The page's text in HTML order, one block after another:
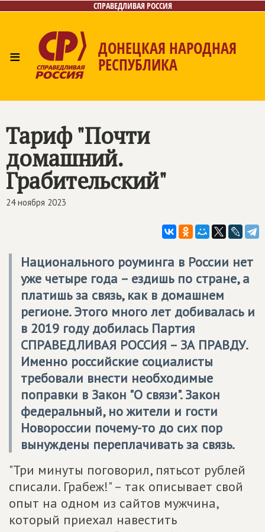
СПРАВЕДЛИВАЯ РОССИЯ
≡ ДОНЕЦКАЯ НАРОДНАЯ
РЕСПУБЛИКА
Тариф "Почти
домашний.
Грабительский"
24 ноября 2023
Национального роуминга в России нет
уже четыре года – ездишь по стране, а
платишь за связь, как в домашнем
регионе. Этого много лет добивалась и
в 2019 году добилась Партия
СПРАВЕДЛИВАЯ РОССИЯ – ЗА ПРАВДУ.
Именно российские социалисты
требовали внести необходимые
поправки в Закон "О связи". Закон
федеральный, но жители и гости
Новороссии почему-то до сих пор
вынуждены переплачивать за связь.
"Три минуты поговорил, пятьсот рублей
списали. Грабеж!" – так описывает свой
опыт на одном из сайтов мужчина,
который приехал навестить